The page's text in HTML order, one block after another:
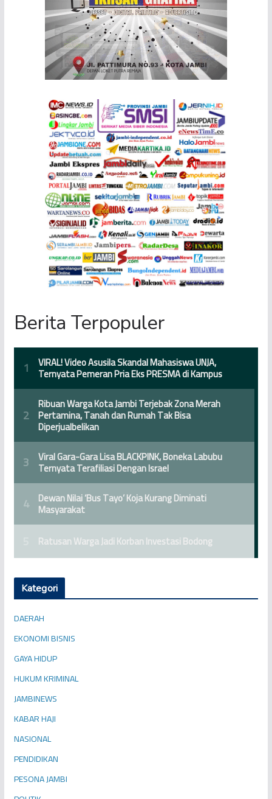
Berita Terpopuler
Kategori
DAERAH
EKONOMI BISNIS
GAYA HIDUP
HUKUM KRIMINAL
JAMBINEWS
KABAR HAJI
NASIONAL
PENDIDIKAN
PESONA JAMBI